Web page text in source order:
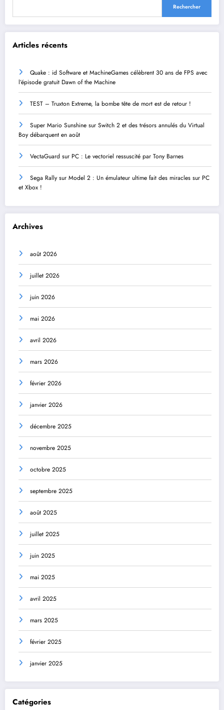
Rechercher
Articles récents
Quake : id Software et MachineGames célèbrent 30 ans de FPS avec
l’épisode gratuit Dawn of the Machine
TEST – Truxton Extreme, la bombe tête de mort est de retour !
Super Mario Sunshine sur Switch 2 et des trésors annulés du Virtual
Boy débarquent en août
VectaGuard sur PC : Le vectoriel ressuscité par Tony Barnes
Sega Rally sur Model 2 : Un émulateur ultime fait des miracles sur PC
et Xbox !
Archives
août 2026
juillet 2026
juin 2026
mai 2026
avril 2026
mars 2026
février 2026
janvier 2026
décembre 2025
novembre 2025
octobre 2025
septembre 2025
août 2025
juillet 2025
juin 2025
mai 2025
avril 2025
mars 2025
février 2025
janvier 2025
Catégories